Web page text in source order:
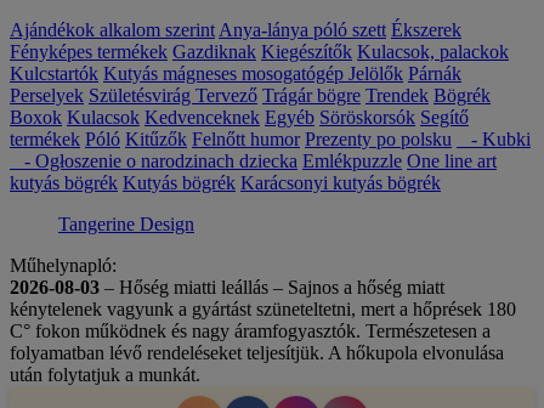
Ajándékok alkalom szerint Anya-lánya póló szett Ékszerek
Fényképes termékek Gazdiknak Kiegészítők Kulacsok, palackok
Kulcstartók Kutyás mágneses mosogatógép Jelölők Párnák
Perselyek Születésvirág Tervező Trágár bögre Trendek Bögrék
Boxok Kulacsok Kedvenceknek Egyéb Söröskorsók Segítő
termékek Póló Kitűzők Felnőtt humor Prezenty po polsku
- Kubki
- Ogłoszenie o narodzinach dziecka Emlékpuzzle One line art
kutyás bögrék Kutyás bögrék Karácsonyi kutyás bögrék
Tangerine Design
Műhelynapló:
2026-08-03 – Hőség miatti leállás – Sajnos a hőség miatt
kénytelenek vagyunk a gyártást szüneteltetni, mert a hőprések 180
C° fokon működnek és nagy áramfogyasztók. Természetesen a
folyamatban lévő rendeléseket teljesítjük. A hőkupola elvonulása
után folytatjuk a munkát.